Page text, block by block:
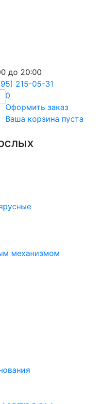
до 20:00
215-05-31
0
Оформить заказ
Ваша корзина пуста
механизмом